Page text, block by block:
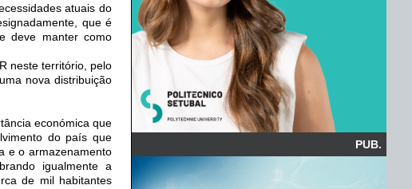
atuais do
que é
deve manter como
neste território, pelo
nova distribuição
económica que
do país que
e o armazenamento
igualmente a
de mil habitantes
PUB.